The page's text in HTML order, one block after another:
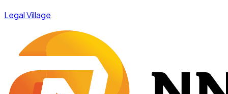
Legal Village